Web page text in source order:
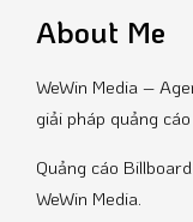
About Me
WeWin Media –
giải pháp quảng
Quảng cáo
WeWin Media.